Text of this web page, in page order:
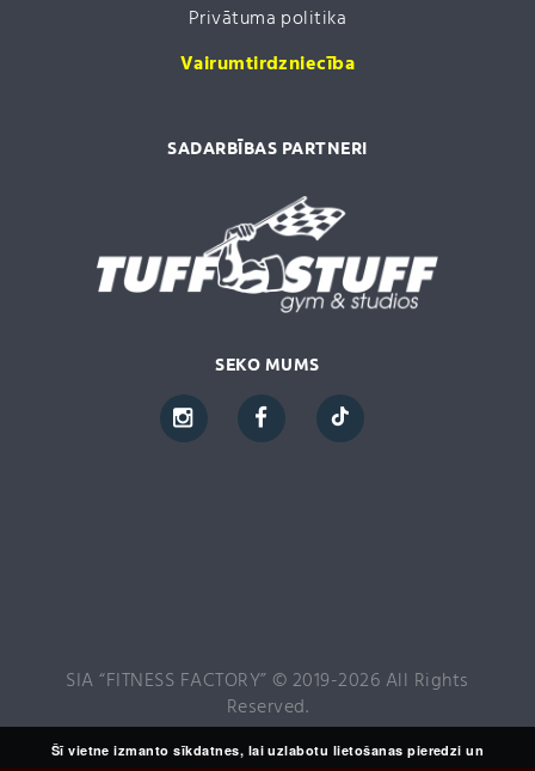
Privātuma politika
Vairumtirdzniecība
SADARBĪBAS PARTNERI
SEKO MUMS
SIA “FITNESS FACTORY” © 2019-2026 All Rights
Reserved.
Šī vietne izmanto sīkdatnes, lai uzlabotu lietošanas pieredzi un